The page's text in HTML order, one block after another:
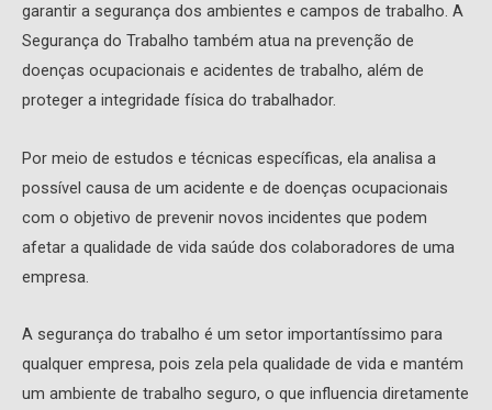
garantir a segurança dos ambientes e campos de trabalho. A
Segurança do Trabalho também atua na prevenção de
doenças ocupacionais e acidentes de trabalho, além de
proteger a integridade física do trabalhador.
Por meio de estudos e técnicas específicas, ela analisa a
possível causa de um acidente e de doenças ocupacionais
com o objetivo de prevenir novos incidentes que podem
afetar a qualidade de vida saúde dos colaboradores de uma
empresa.
A segurança do trabalho é um setor importantíssimo para
qualquer empresa, pois zela pela qualidade de vida e mantém
um ambiente de trabalho seguro, o que influencia diretamente